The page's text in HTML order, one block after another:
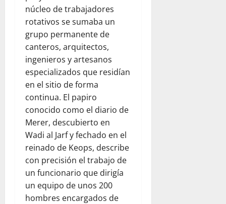
núcleo de trabajadores
rotativos se sumaba un
grupo permanente de
canteros, arquitectos,
ingenieros y artesanos
especializados que residían
en el sitio de forma
continua. El papiro
conocido como el diario de
Merer, descubierto en
Wadi al Jarf y fechado en el
reinado de Keops, describe
con precisión el trabajo de
un funcionario que dirigía
un equipo de unos 200
hombres encargados de